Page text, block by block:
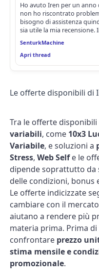
Ho avuto Iren per un anno
non ho riscontrato
bisogno di assistenza
sia utile la mia recensione.
SenturkMachine
Apri thread
Le offerte disponibili di
Tra le offerte
variabili, come 10x3
Variabile, e soluzioni a
Stress, Web Selfe le
dipende soprattutto da
delle condizioni, bonus
Le offerte indicizzate
cambiare con il
aiutano a rendere più
materia prima. Prima
confrontare prezzo
stima mensile e
promozionale.